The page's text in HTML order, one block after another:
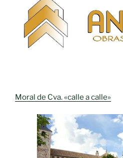
Moral de Cva. «calle a calle»